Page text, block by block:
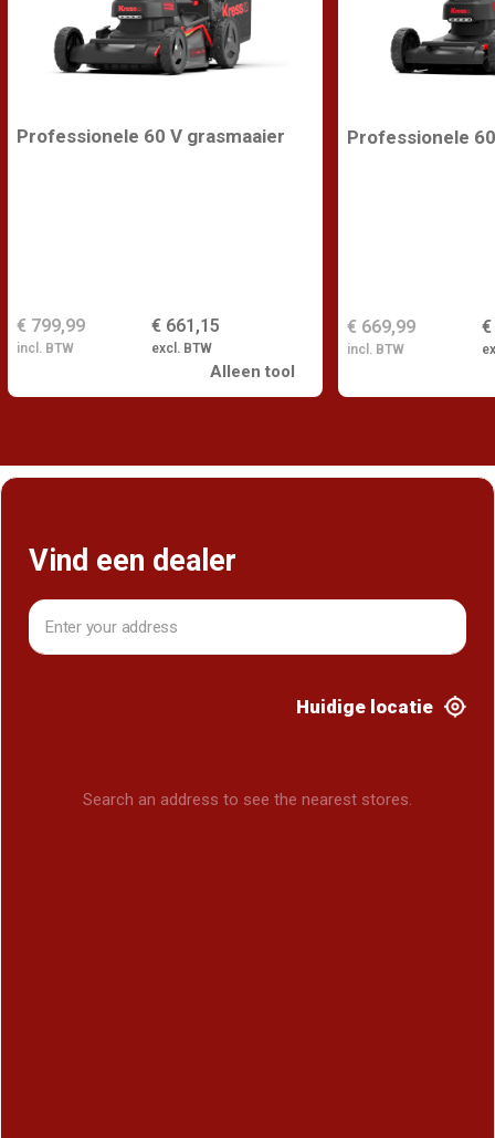
Professionele 60 V grasmaaier
€ 661,15
excl. BTW
€ 799,99
incl. BTW
Alleen tool
Professionele
€
€ 669,99
incl. BTW
Vind een dealer
Huidige locatie
Search an address to see the nearest stores.